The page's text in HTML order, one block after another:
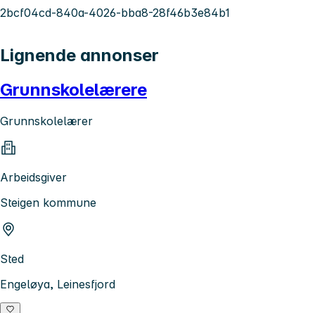
2bcf04cd-840a-4026-bba8-28f46b3e84b1
Lignende annonser
Grunnskolelærere
Grunnskolelærer
Arbeidsgiver
Steigen kommune
Sted
Engeløya, Leinesfjord